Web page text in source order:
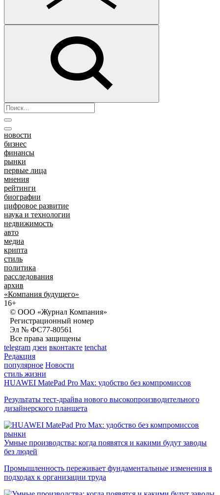
новости
бизнес
финансы
рынки
первые лица
мнения
рейтинги
биографии
цифровое развитие
наука и технологии
недвижимость
авто
медиа
крипта
стиль
политика
расследования
архив
«Компания будущего»
16+
© ООО «Журнал Компания»
Регистрационный номер
Эл № ФС77-80561
Все права защищены
telegram дзен вконтакте tenchat
Редакция
популярное Новости
стиль жизни
HUAWEI MatePad Pro Max: удобство без компромиссов
Результаты тест-драйва нового высокопроизводительного
дизайнерского планшета
рынки
Умные производства: когда появятся и какими будут заводы
без людей
Промышленность переживает фундаментальные изменения в
подходах к организации труда